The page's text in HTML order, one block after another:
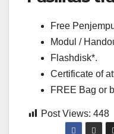
Free
Modul /
Flashdisk*.
Certificate of
FREE Bag or
Post Views: 448